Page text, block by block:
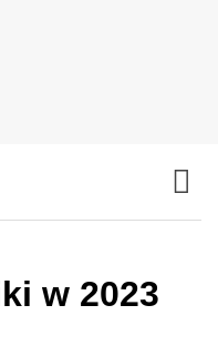
w 2023